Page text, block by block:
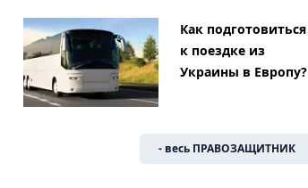
Как подготовиться
к поездке из
Украины в Европу?
- весь ПРАВОЗАЩИТНИК